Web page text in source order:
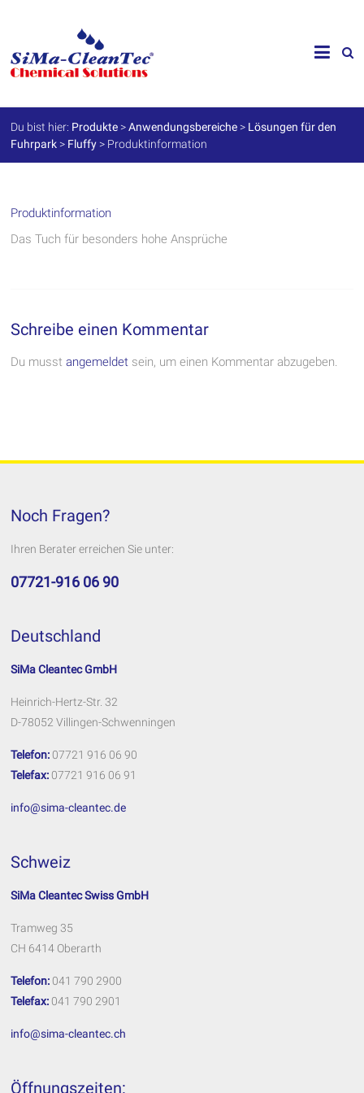
SiMa-
Cleantec
GmbH
Spezialprodukte
für
Werterhalt
Du bist hier: Produkte >Anwendungsbereiche > Lösungen für den
Fuhrpark > Fluffy > Produktinformation
Produktinformation
Das Tuch für besonders hohe Ansprüche
Schreibe einen Kommentar
Du musstangemeldet sein, um einen Kommentar abzugeben.
Noch Fragen?
Ihren Berater erreichen Sie unter:
07721-916 06 90
Deutschland
SiMa Cleantec GmbH
Heinrich-Hertz-Str. 32
D-78052 Villingen-Schwenningen
Telefon: 07721 916 06 90
Telefax: 07721 916 06 91
info@sima-cleantec.de
Schweiz
SiMa Cleantec Swiss GmbH
Tramweg 35
CH 6414 Oberarth
Telefon: 041 790 2900
Telefax: 041 790 2901
info@sima-cleantec.ch
Öffnungszeiten: